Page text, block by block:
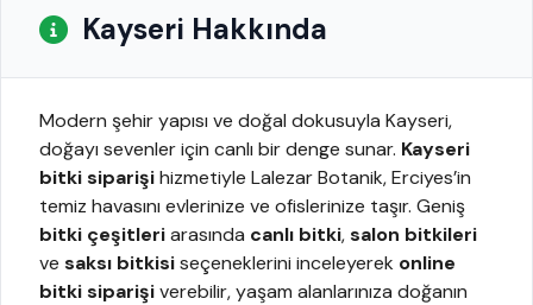
Kayseri Hakkında
Modern şehir yapısı ve doğal dokusuyla Kayseri,
doğayı sevenler için canlı bir denge sunar. Kayseri
bitki siparişihizmetiyle Lalezar Botanik, Erciyes’in
temiz havasını evlerinize ve ofislerinize taşır. Geniş
bitki çeşitleriarasında canlı bitki,salon bitkileri
ve saksı bitkisiseçeneklerini inceleyerek online
bitki siparişiverebilir, yaşam alanlarınıza doğanın